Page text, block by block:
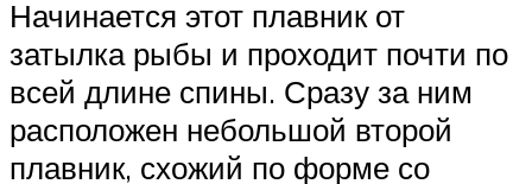
Начинается этот плавник от
затылка рыбы и проходит почти по
всей длине спины. Сразу за ним
расположен небольшой второй
плавник, схожий по форме со